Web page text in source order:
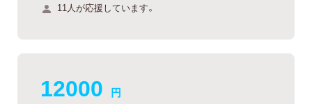
11人が応援しています。
12000 円